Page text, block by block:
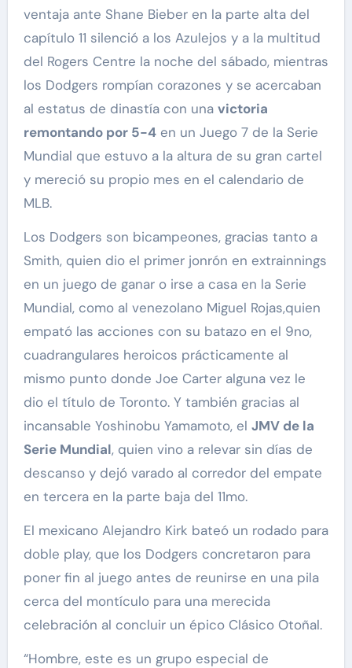
ventaja ante Shane Bieber en la parte alta del
capítulo 11 silenció a los Azulejos y a la multitud
del Rogers Centre la noche del sábado, mientras
los Dodgers rompían corazones y se acercaban
al estatus de dinastía con una victoria
remontando por 5-4en un Juego 7 de la Serie
Mundial que estuvo a la altura de su gran cartel
y mereció su propio mes en el calendario de
MLB.
Los Dodgers son bicampeones, gracias tanto a
Smith, quien dio el primer jonrón en extrainnings
en un juego de ganar o irse a casa en la Serie
Mundial, como al venezolano Miguel Rojas,quien
empató las acciones con su batazo en el 9no,
cuadrangulares heroicos prácticamente al
mismo punto donde Joe Carter alguna vez le
dio el título de Toronto. Y también gracias al
incansable Yoshinobu Yamamoto, el JMV de la
Serie Mundial, quien vino a relevar sin días de
descanso y dejó varado al corredor del empate
en tercera en la parte baja del 11mo.
El mexicano Alejandro Kirk bateó un rodado para
doble play, que los Dodgers concretaron para
poner fin al juego antes de reunirse en una pila
cerca del montículo para una merecida
celebración al concluir un épico Clásico Otoñal.
“Hombre, este es un grupo especial de